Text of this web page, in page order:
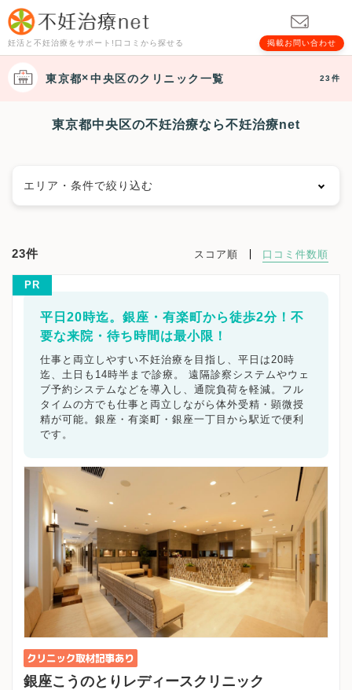
妊活と不妊治療をサポート!口コミから探せる 掲載お問い合わせ
東京都 中央区のクリニック一覧 23件
東京都中央区の不妊治療なら不妊治療net
エリア・条件で絞り込む
墨田区
板橋区
練馬区 足立区 葛飾区 江戸川区
八王子市
立川市
武蔵野市 三鷹市 青梅市 府中市
調布市
町田市 小金井市 小平市 日野市
東村山市
国分寺市
国立市 福生市 狛江市 東大和市
清瀬市
東久留米市
武蔵村山市 多摩市 稲城市
羽村市
あきる野市
西東京市 東京都その他地域
不妊カウンセリング ブライダルチェック
タイミング療法
顕微授精
先進医療
男性不妊/無精子症
漢方処方
プラセンタ
不育症 子宮鏡検査 腹腔鏡手術
駅近
女医在籍
不妊治療専門 凍結保存
電子決済可
マイナ受付
バリアフリー
クレジットカード利用可
オンライン診療
英語対応
23件 スコア順 口コミ件数順
PR
平日20時迄。銀座・有楽町から徒歩2分！不
要な来院・待ち時間は最小限！
仕事と両立しやすい不妊治療を目指し、平日は20時
迄、土日も14時半まで診療。 遠隔診察システムやウェ
ブ予約システムなどを導入し、通院負荷を軽減。フル
タイムの方でも仕事と両立しながら体外受精・顕微授
精が可能。銀座・有楽町・銀座一丁目から駅近で便利
です。
銀座こうのとりレディースクリニック